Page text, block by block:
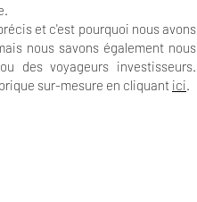
et c'est pourquoi nous avons
nous savons également nous
des voyageurs investisseurs.
sur-mesure en cliquant ici.